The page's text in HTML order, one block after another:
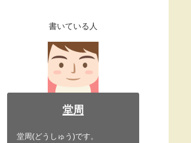
書いている人
堂周
堂周(どうしゅう)です。